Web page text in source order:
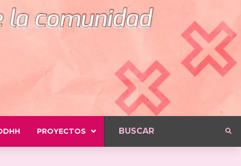
PROYECTOS